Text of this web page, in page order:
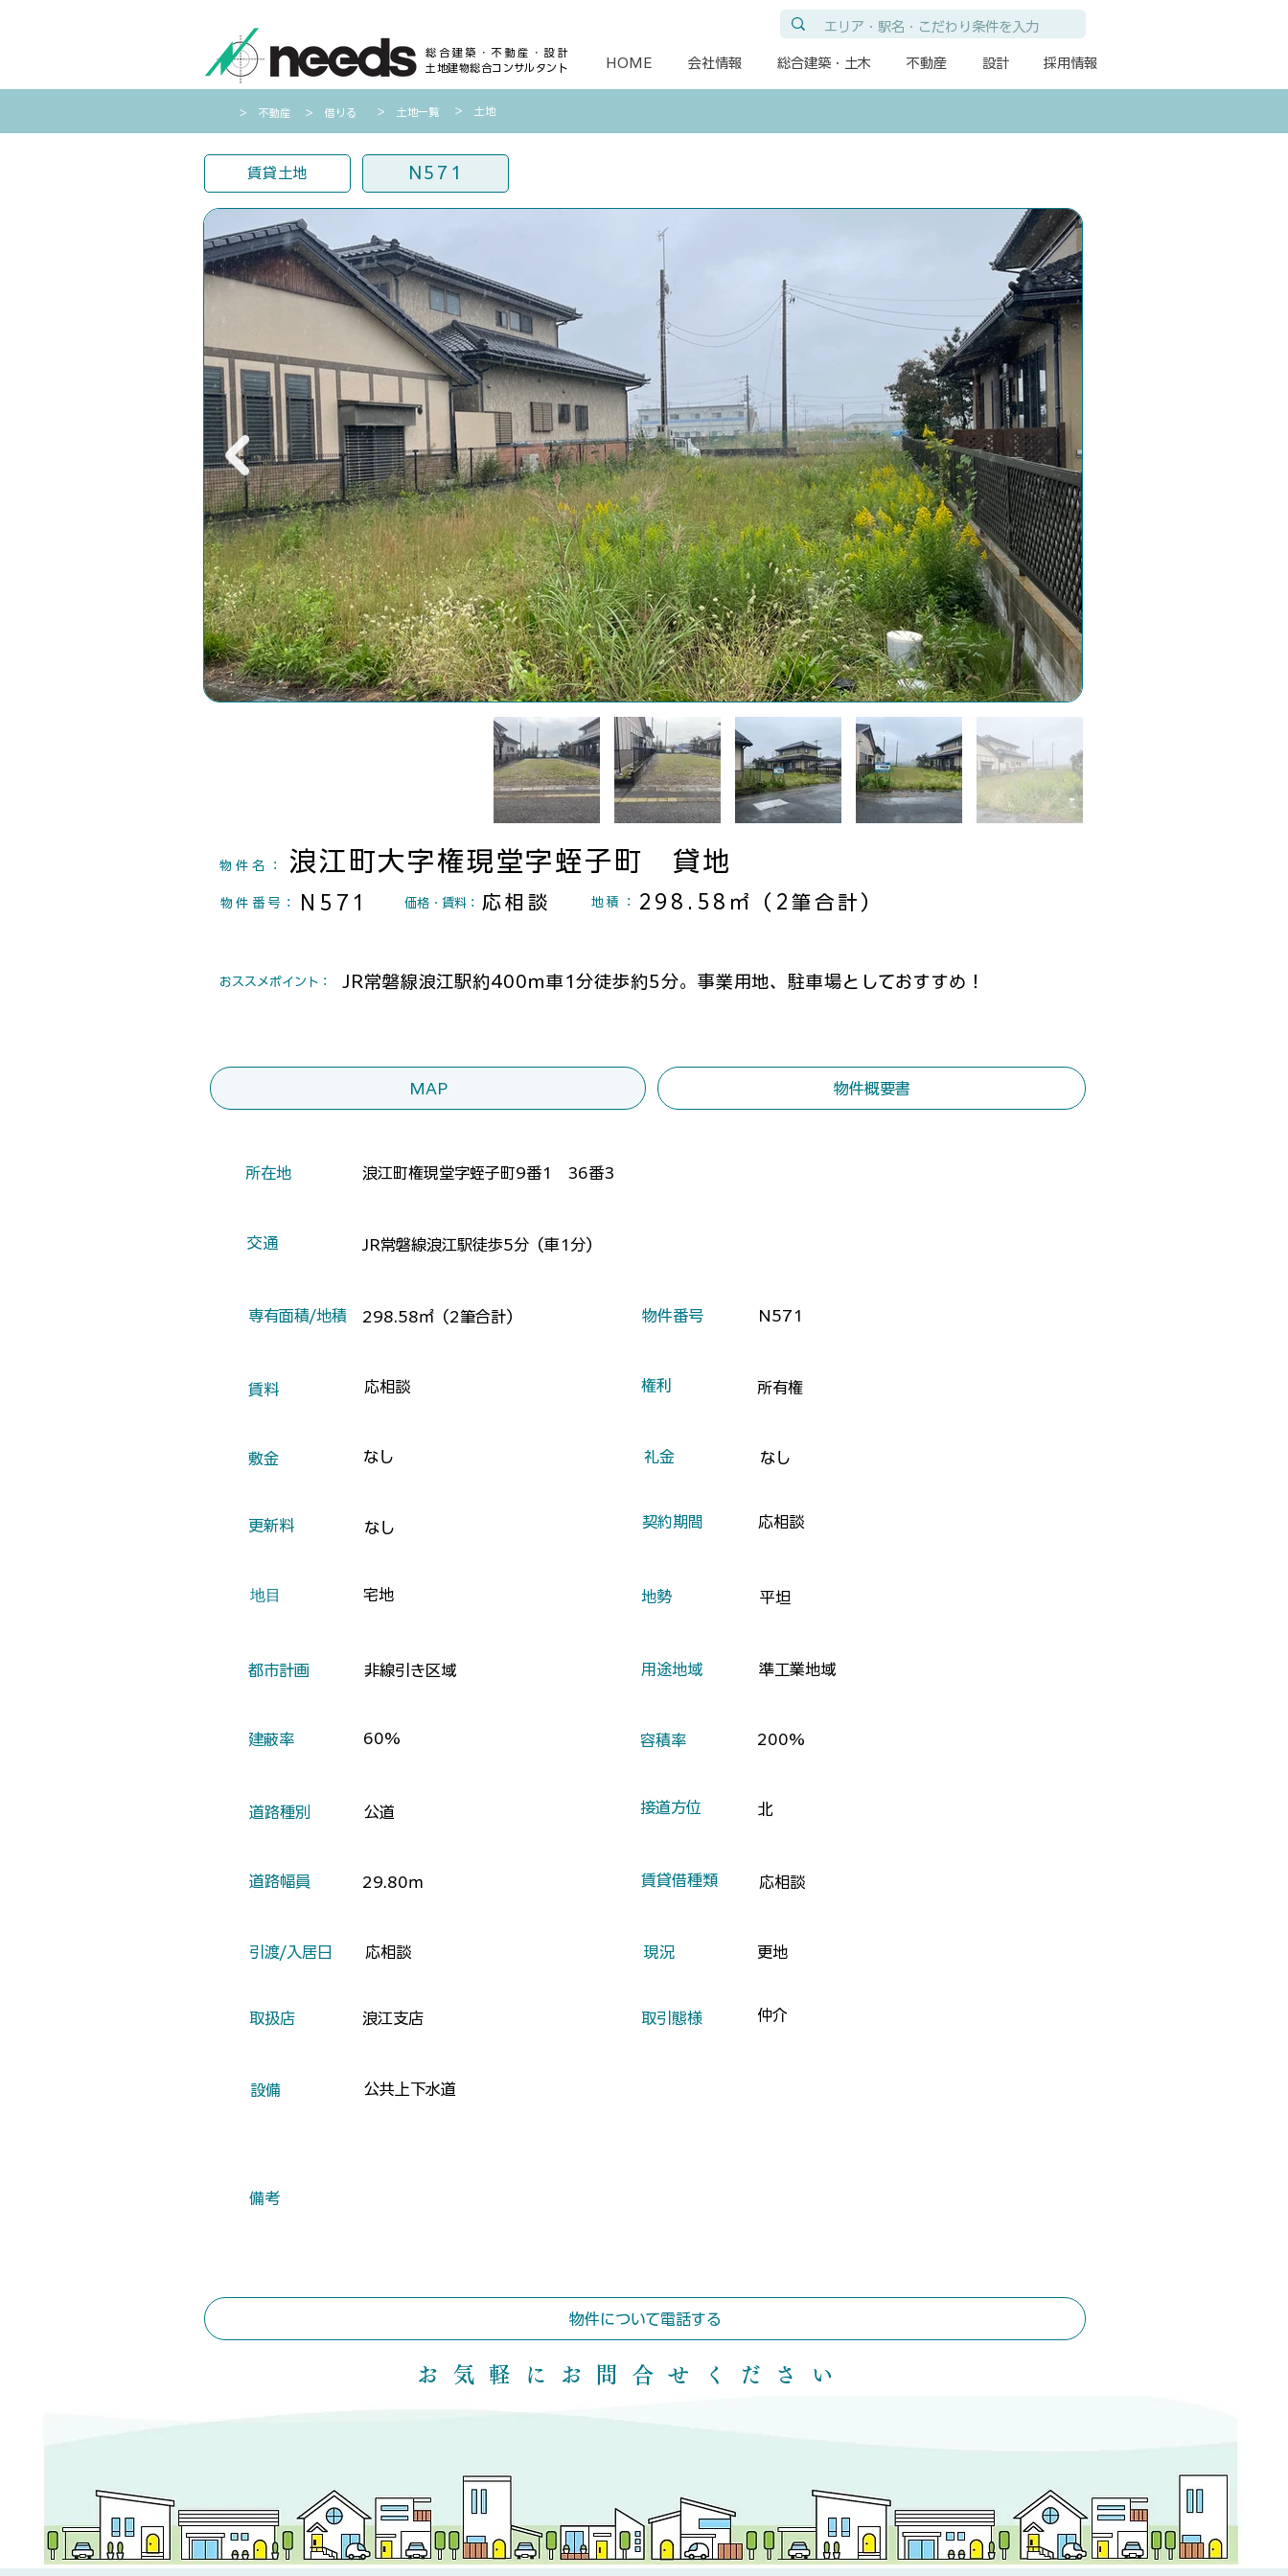
総合建築・不動産・設計
土地建物総合コンサルタント
HOME 会社情報 総合建築・土木 不動産 設計 採用情報
​＞ 不動産 ​＞ 借りる ​＞ 土地一覧 ​＞ 土地
賃貸土地 N571
浪江町大字権現堂字蛭子町 貸地
物件名：
N571
物件番号 ： 応相談
​価格・賃料： 地積 ： 298.58㎡（2筆合計）
JR常磐線浪江駅約400ｍ車1分徒歩約5分。事業用地、駐車場としておすすめ！
​おススメポイント：
MAP 物件概要書
​所在地 浪江町権現堂字蛭子町9番1 36番3
​交通 JR常磐線浪江駅徒歩5分（車1分）
298.58㎡（2筆合計）
​専有面積/地積 ​物件番号 N571
​賃料 応相談 ​権利 所有権
​敷金 なし ​礼金 なし
​更新料 なし ​契約期間 応相談
​地目 宅地 ​地勢 平坦
​都市計画 非線引き区域 ​用途地域 準工業地域
​建蔽率 60% 200%
​容積率
​道路種別 公道 ​接道方位 北
​道路幅員 29.80ｍ ​賃貸借種類 応相談
​引渡/入居日 応相談 ​現況 更地
​取扱店 浪江支店 ​取引態様 仲介
​設備 公共上下水道
​備考
物件について電話する
​ お気軽にお問合せください